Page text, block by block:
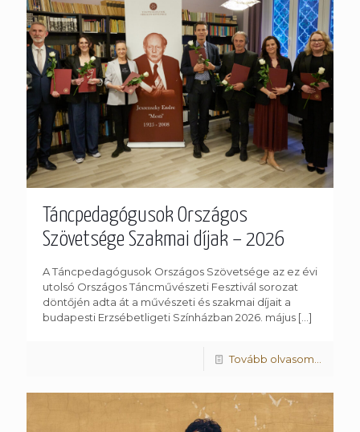
Táncpedagógusok Országos
Szövetsége Szakmai díjak – 2026
A Táncpedagógusok Országos Szövetsége az ez évi
utolsó Országos Táncművészeti Fesztivál sorozat
döntőjén adta át a művészeti és szakmai díjait a
budapesti Erzsébetligeti Színházban 2026. május […]
Tovább olvasom...